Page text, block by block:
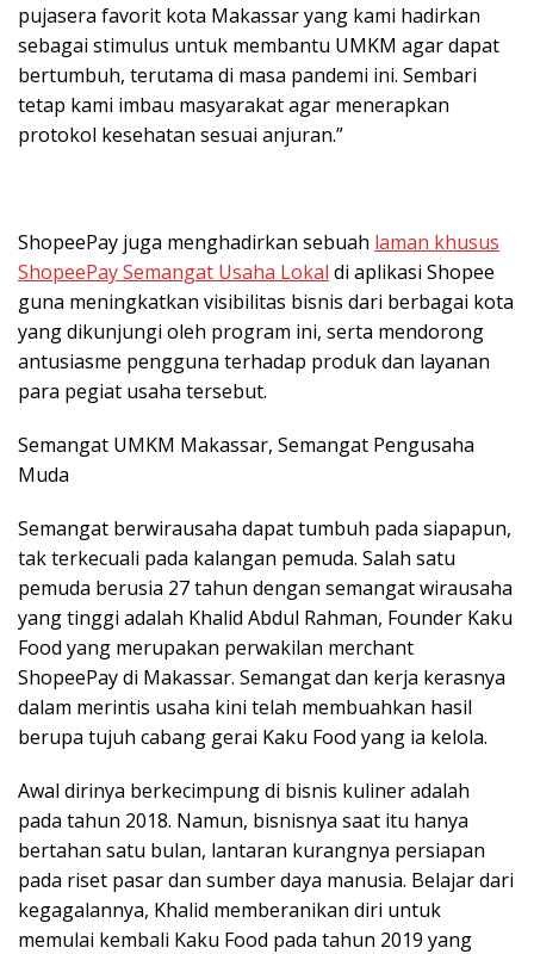
pujasera favorit kota Makassar yang kami hadirkan
sebagai stimulus untuk membantu UMKM agar dapat
bertumbuh, terutama di masa pandemi ini. Sembari
tetap kami imbau masyarakat agar menerapkan
protokol kesehatan sesuai anjuran.”
ShopeePay juga menghadirkan sebuah laman khusus
ShopeePay Semangat Usaha Lokal di aplikasi Shopee
guna meningkatkan visibilitas bisnis dari berbagai kota
yang dikunjungi oleh program ini, serta mendorong
antusiasme pengguna terhadap produk dan layanan
para pegiat usaha tersebut.
Semangat UMKM Makassar, Semangat Pengusaha
Muda
Semangat berwirausaha dapat tumbuh pada siapapun,
tak terkecuali pada kalangan pemuda. Salah satu
pemuda berusia 27 tahun dengan semangat wirausaha
yang tinggi adalah Khalid Abdul Rahman, Founder Kaku
Food yang merupakan perwakilan merchant
ShopeePay di Makassar. Semangat dan kerja kerasnya
dalam merintis usaha kini telah membuahkan hasil
berupa tujuh cabang gerai Kaku Food yang ia kelola.
Awal dirinya berkecimpung di bisnis kuliner adalah
pada tahun 2018. Namun, bisnisnya saat itu hanya
bertahan satu bulan, lantaran kurangnya persiapan
pada riset pasar dan sumber daya manusia. Belajar dari
kegagalannya, Khalid memberanikan diri untuk
memulai kembali Kaku Food pada tahun 2019 yang